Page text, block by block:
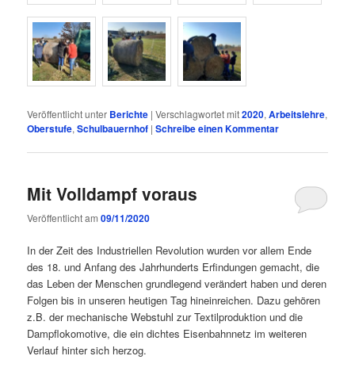
Veröffentlicht unter Berichte |Verschlagwortet mit2020,Arbeitslehre,
Oberstufe,Schulbauernhof |Schreibe einen Kommentar
Mit Volldampf voraus
Veröffentlicht am09/11/2020
In der Zeit des Industriellen Revolution wurden vor allem Ende
des 18. und Anfang des Jahrhunderts Erfindungen gemacht, die
das Leben der Menschen grundlegend verändert haben und deren
Folgen bis in unseren heutigen Tag hineinreichen. Dazu gehören
z.B. der mechanische Webstuhl zur Textilproduktion und die
Dampflokomotive, die ein dichtes Eisenbahnnetz im weiteren
Verlauf hinter sich herzog.